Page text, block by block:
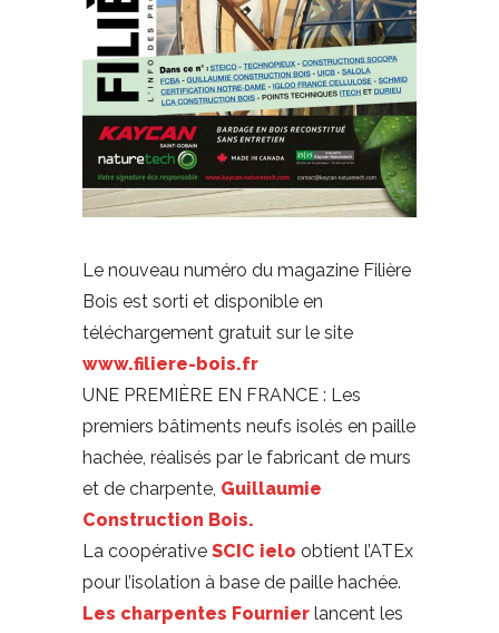
Le nouveau numéro du magazine Filière
Bois est sorti et disponible en
téléchargement gratuit sur le site
www.filiere-bois.fr
UNE PREMIÈRE EN FRANCE : Les
premiers bâtiments neufs isolés en paille
hachée, réalisés par le fabricant de murs
et de charpente, Guillaumie
Construction Bois.
La coopérative SCIC ielo obtient l’ATEx
pour l’isolation à base de paille hachée.
Les charpentes Fournier lancent les